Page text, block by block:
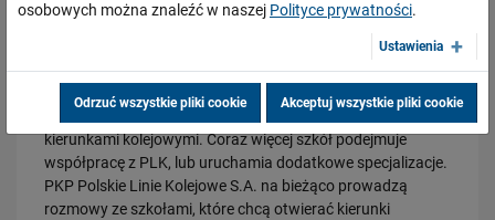
zawodowych przekazuje między innymi urządzenia i
przedmioty, które wzbogacają i uatrakcyjniają lekcje.
Kolej chętnie wybierana przez młodych
Z roku na rok rośnie wśród młodzieży zainteresowanie
kierunkami kolejowymi. Coraz więcej szkół podejmuje
współpracę z PLK, lub uruchamia dodatkowe specjalizacje.
PKP Polskie Linie Kolejowe S.A. na bieżąco prowadzą
rozmowy ze szkołami, które chcą otwierać kierunki
28.07.2026
Bydgoszcz Fordon po zmianach. Nowe perony, większa
osobowych można znaleźć w naszej Polityce prywatności.
Ustawienia
Odrzuć wszystkie pliki cookie Akceptuj wszystkie pliki cookie